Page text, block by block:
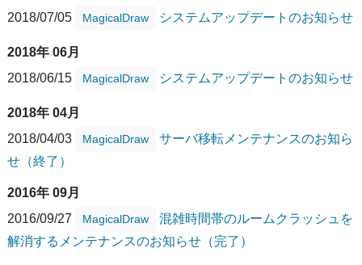
2018/07/05
MagicalDraw システムアップデートのお知らせ
2018年 06月
2018/06/15
MagicalDraw システムアップデートのお知らせ
2018年 04月
2018/04/03
MagicalDraw
サーバ移転メンテナンスのお知ら
せ（終了）
2016年 09月
2016/09/27
MagicalDraw
混雑時間帯のルームクラッシュを
解消するメンテナンスのお知らせ（完了）